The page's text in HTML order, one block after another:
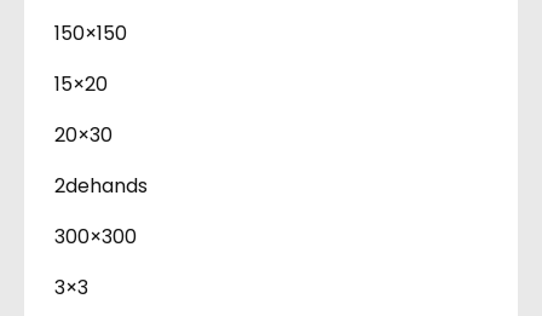
150×150
15×20
20×30
2dehands
300×300
3×3